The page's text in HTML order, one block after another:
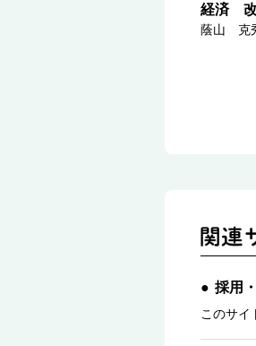
経済
蔭山 克
採用
このサイ